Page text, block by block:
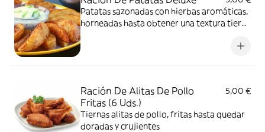
Patatas sazonadas con hierbas aromáticas,
horneadas hasta obtener una textura tierna
Ración De Alitas De Pollo
Fritas (6 Uds.)
5,00 €
Tiernas alitas de pollo, fritas hasta quedar
doradas y crujientes